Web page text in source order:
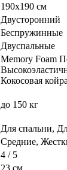
190х190 см
Двусторонний
Беспружинные
Двуспальные
Memory Foam
Кокосовая
до 150 кг
Для спальни,
Средние,
4 / 5
23 см